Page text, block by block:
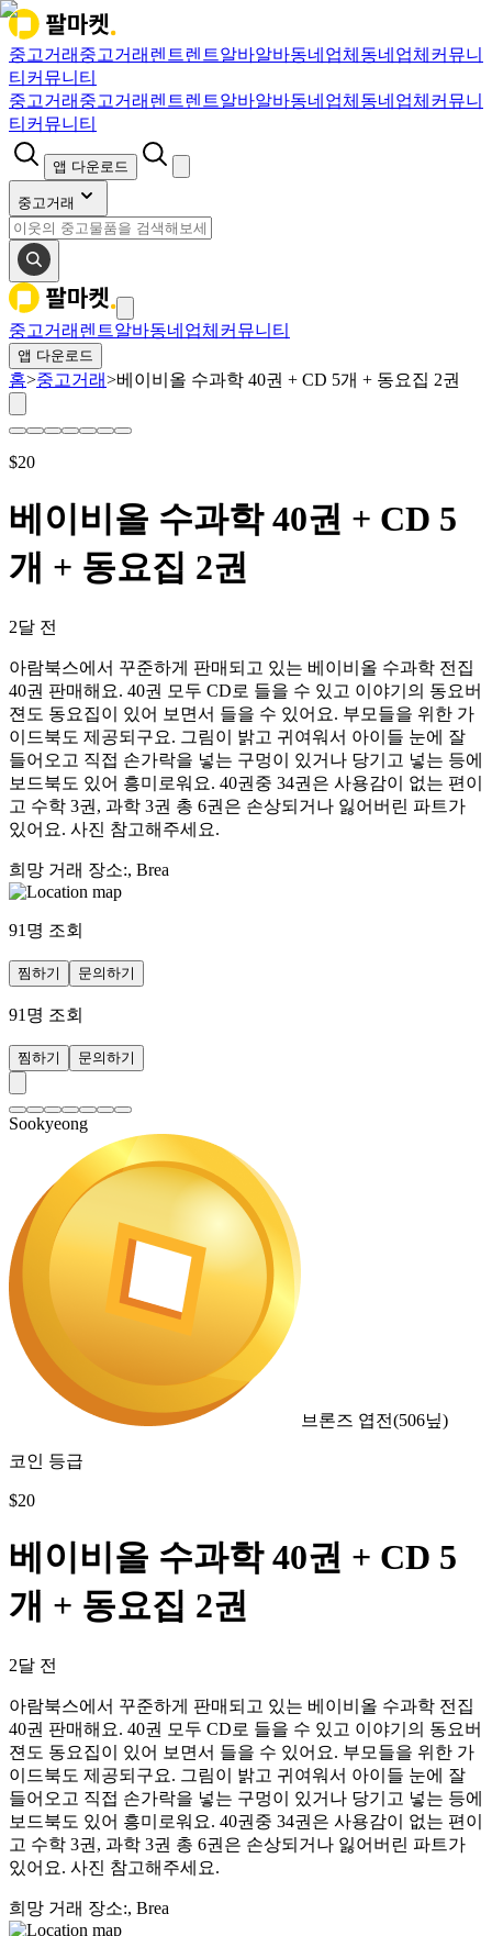
중고거래 중고거래 렌트렌트알바알바동네업체 동네업체 커뮤니
티 커뮤니티
중고거래 중고거래 렌트렌트알바알바동네업체 동네업체 커뮤니
티 커뮤니티
앱 다운로드
중고거래
중고거래 렌트알바동네업체 커뮤니티
앱 다운로드
홈>중고거래>베이비올 수과학 40권 + CD 5개 + 동요집 2권
$20
베이비올 수과학 40권 + CD 5
개 + 동요집 2권
2달 전
아람북스에서 꾸준하게 판매되고 있는 베이비올 수과학 전집
40권 판매해요. 40권 모두 CD로 들을 수 있고 이야기의 동요버
젼도 동요집이 있어 보면서 들을 수 있어요. 부모들을 위한 가
이드북도 제공되구요. 그림이 밝고 귀여워서 아이들 눈에 잘
들어오고 직접 손가락을 넣는 구멍이 있거나 당기고 넣는 등에
보드북도 있어 흥미로워요. 40권중 34권은 사용감이 없는 편이
고 수학 3권, 과학 3권 총 6권은 손상되거나 잃어버린 파트가
있어요. 사진 참고해주세요.
희망 거래 장소:, Brea
91 명 조회
찜하기 문의하기
91 명 조회
찜하기 문의하기
Sookyeong
브론즈 엽전(506닢)
코인 등급
$20
베이비올 수과학 40권 + CD 5
개 + 동요집 2권
2달 전
아람북스에서 꾸준하게 판매되고 있는 베이비올 수과학 전집
40권 판매해요. 40권 모두 CD로 들을 수 있고 이야기의 동요버
젼도 동요집이 있어 보면서 들을 수 있어요. 부모들을 위한 가
이드북도 제공되구요. 그림이 밝고 귀여워서 아이들 눈에 잘
들어오고 직접 손가락을 넣는 구멍이 있거나 당기고 넣는 등에
보드북도 있어 흥미로워요. 40권중 34권은 사용감이 없는 편이
고 수학 3권, 과학 3권 총 6권은 손상되거나 잃어버린 파트가
있어요. 사진 참고해주세요.
희망 거래 장소:, Brea